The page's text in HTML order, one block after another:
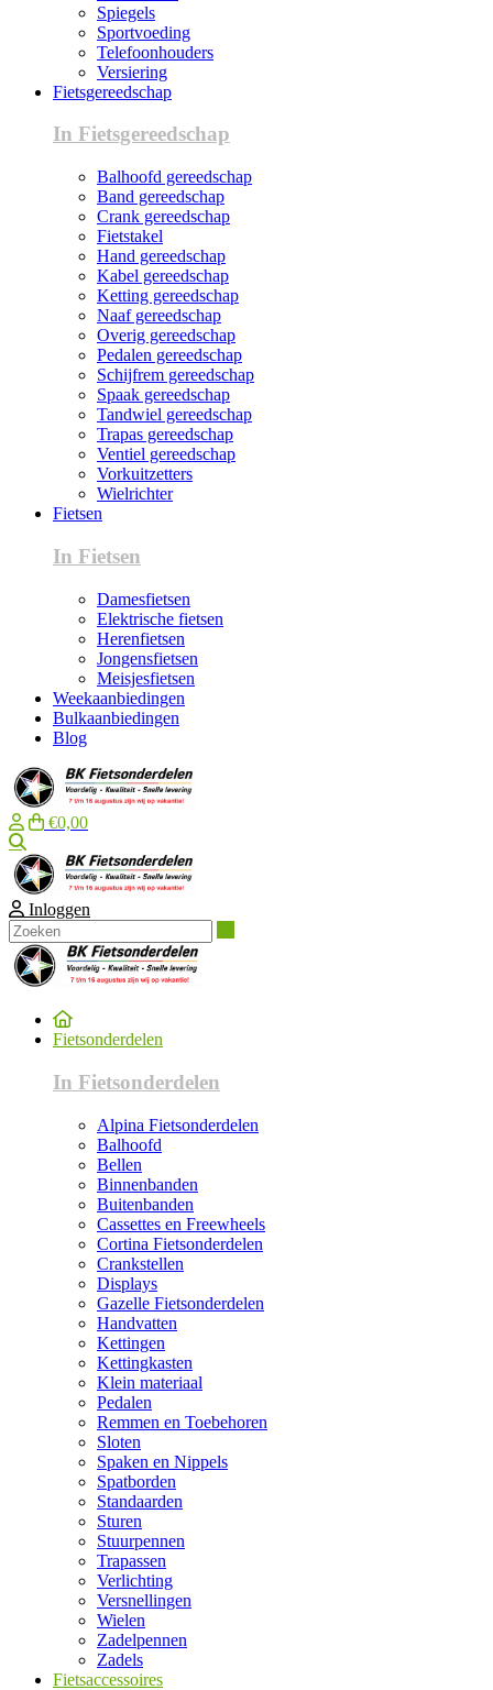
Spiegels
Sportvoeding
Telefoonhouders
Versiering
Fietsgereedschap
In Fietsgereedschap
Balhoofd gereedschap
Band gereedschap
Crank gereedschap
Fietstakel
Hand gereedschap
Kabel gereedschap
Ketting gereedschap
Naaf gereedschap
Overig gereedschap
Pedalen gereedschap
Schijfrem gereedschap
Spaak gereedschap
Tandwiel gereedschap
Trapas gereedschap
Ventiel gereedschap
Vorkuitzetters
Wielrichter
Fietsen
In Fietsen
Damesfietsen
Elektrische fietsen
Herenfietsen
Jongensfietsen
Meisjesfietsen
Weekaanbiedingen
Bulkaanbiedingen
Blog
€0,00
Inloggen
Fietsonderdelen
In Fietsonderdelen
Alpina Fietsonderdelen
Balhoofd
Bellen
Binnenbanden
Buitenbanden
Cassettes en Freewheels
Cortina Fietsonderdelen
Crankstellen
Displays
Gazelle Fietsonderdelen
Handvatten
Kettingen
Kettingkasten
Klein materiaal
Pedalen
Remmen en Toebehoren
Sloten
Spaken en Nippels
Spatborden
Standaarden
Sturen
Stuurpennen
Trapassen
Verlichting
Versnellingen
Wielen
Zadelpennen
Zadels
Fietsaccessoires